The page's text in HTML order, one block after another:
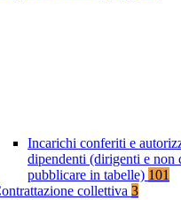
Incarichi conferiti e
dipendenti (dirigenti e non
pubblicare in tabelle) 101
collettiva 3